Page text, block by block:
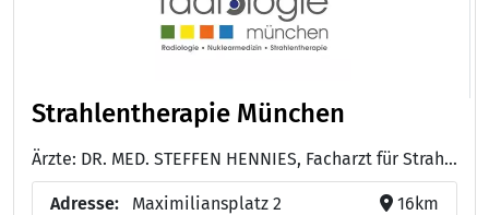
Strahlentherapie München
Ärzte: DR. MED. STEFFEN HENNIES, Facharzt für Strahlentherapie und Radioonkologie - PRIV.-DOZ. DR. MED. HENDRIK A. WOLFF, Facharzt für Strahlentherapie und Radioonkologie mit Zusatzbezeichnung Palliativmedizin - PRIV.-DOZ. DR. MED. DIPL.-CHEM. GREGOR HABL, Facharzt für Strahlentherapie und Radioonkologie
Adresse:
Maxi­milians­platz 2
16km